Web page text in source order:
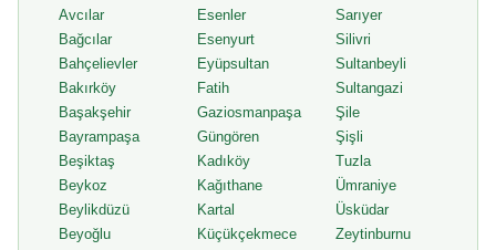
Avcılar
Bağcılar
Bahçelievler
Bakırköy
Başakşehir
Bayrampaşa
Beşiktaş
Beykoz
Beylikdüzü
Beyoğlu
Esenler
Esenyurt
Eyüpsultan
Fatih
Gaziosmanpaşa
Güngören
Kadıköy
Kağıthane
Kartal
Küçükçekmece
Sarıyer
Silivri
Sultanbeyli
Sultangazi
Şile
Şişli
Tuzla
Ümraniye
Üsküdar
Zeytinburnu